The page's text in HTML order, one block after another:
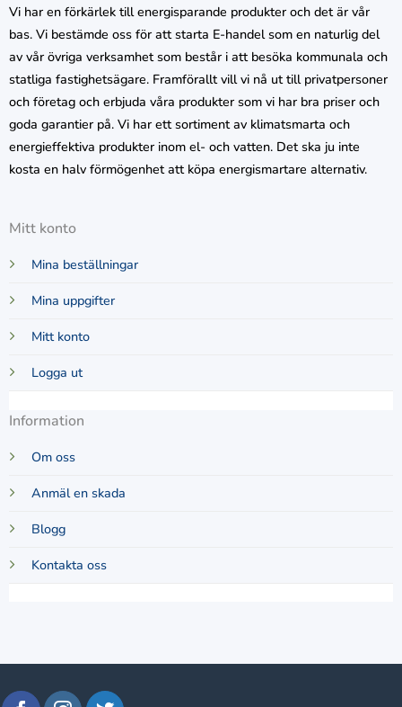
Vi har en förkärlek till energisparande produkter och det är vår
bas. Vi bestämde oss för att starta E-handel som en naturlig del
av vår övriga verksamhet som består i att besöka kommunala och
statliga fastighetsägare. Framförallt vill vi nå ut till privatpersoner
och företag och erbjuda våra produkter som vi har bra priser och
goda garantier på. Vi har ett sortiment av klimatsmarta och
energieffektiva produkter inom el- och vatten. Det ska ju inte
kosta en halv förmögenhet att köpa energismartare alternativ.
Mitt konto
Mina beställningar
Mina uppgifter
Mitt konto
Logga ut
Information
Om oss
Anmäl en skada
Blogg
Kontakta oss